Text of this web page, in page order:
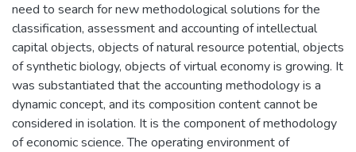
need to search for new methodological solutions for the
classification, assessment and accounting of intellectual
capital objects, objects of natural resource potential, objects
of synthetic biology, objects of virtual economy is growing. It
was substantiated that the accounting methodology is a
dynamic concept, and its composition content cannot be
considered in isolation. It is the component of methodology
of economic science. The operating environment of